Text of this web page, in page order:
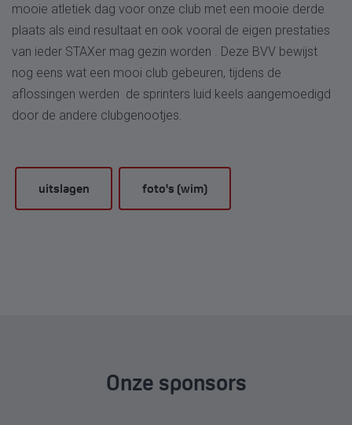
mooie atletiek dag voor onze club met een mooie derde
plaats als eind resultaat en ook vooral de eigen prestaties
van ieder STAXer mag gezin worden . Deze BVV bewijst
nog eens wat een mooi club gebeuren, tijdens de
aflossingen werden de sprinters luid keels aangemoedigd
door de andere clubgenootjes.
uitslagen foto's (wim)
Onze sponsors